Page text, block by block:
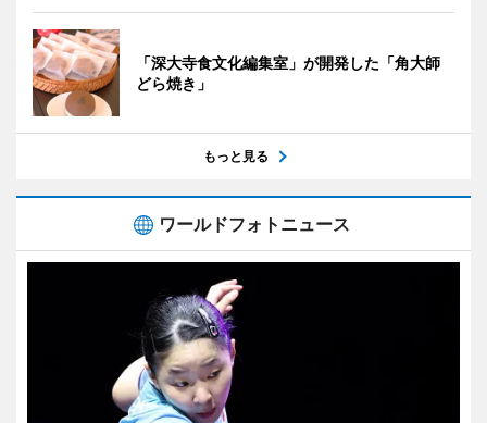
「深大寺食文化編集室」が開発した「角大師
どら焼き」
もっと見る
ワールドフォトニュース